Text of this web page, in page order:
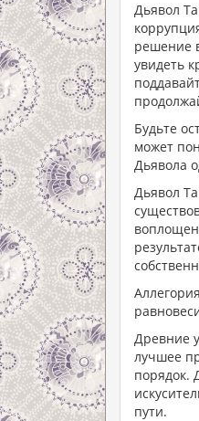
Дьявол
решение
увидеть
Будьте
может
Дьявола
Дьявол
Древние
лучшее
порядок.
пути.